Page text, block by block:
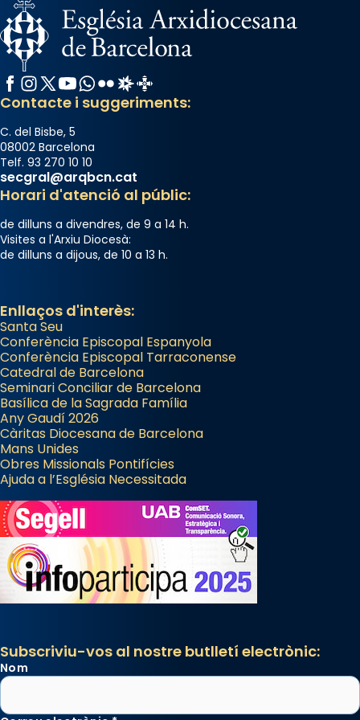
Facebook
Instagram
X / Twitter
YouTube
WhatsApp
FlickrRadio Estel
Catalunya Cristiana
Contacte i suggeriments:
C. del Bisbe, 5
08002 Barcelona
Telf. 93 270 10 10
secgral@arqbcn.cat
Horari d'atenció al públic:
de dilluns a divendres, de 9 a 14 h.
Visites a l'Arxiu Diocesà:
de dilluns a dijous, de 10 a 13 h.
Enllaços d'interès:
Santa Seu
Conferència Episcopal Espanyola
Conferència Episcopal Tarraconense
Catedral de Barcelona
Seminari Conciliar de Barcelona
Basílica de la Sagrada Família
Any Gaudí 2026
Càritas Diocesana de Barcelona
Mans Unides
Obres Missionals Pontifícies
Ajuda a l’Església Necessitada
Subscriviu-vos al nostre butlletí electrònic:
Nom